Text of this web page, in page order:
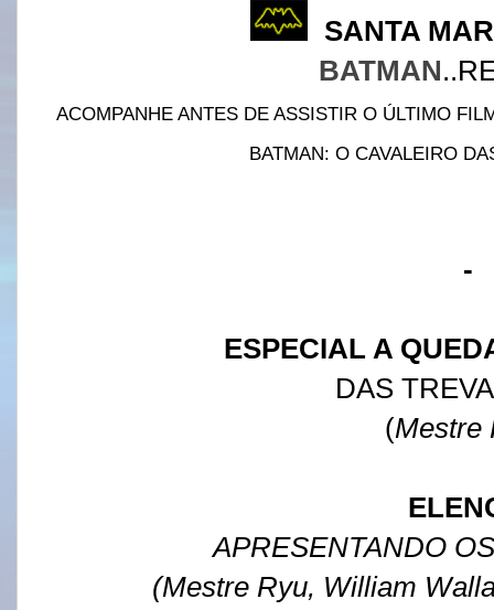
SANTA
BATMAN
ACOMPANHE ANTES DE ASSISTIR O ÚLTIMO
BATMAN: O CAVALEIRO
-
ESPECIAL A
DAS
(Mestre
APRESENTANDO
(Mestre Ryu, William